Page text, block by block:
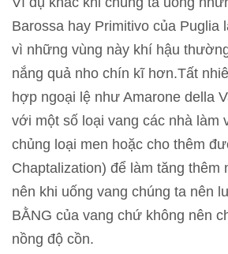
Barossa hay Primitivo của Puglia
vì những vùng này khí hậu
nắng quả nho chín kĩ hơn.Tất
hợp ngoại lệ như Amarone della
với một số loại vang các nhà làm
chủng loại men hoặc cho thêm
Chaptalization) để làm tăng thêm
nên khi uống vang chúng ta nên
BẰNG của vang chứ không nên
nồng độ cồn.